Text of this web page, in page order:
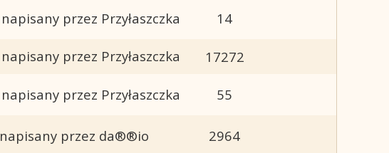
napisany przez Przyłaszczka 14
napisany przez Przyłaszczka
17272
napisany przez Przyłaszczka
55
napisany przez da®®io
2964